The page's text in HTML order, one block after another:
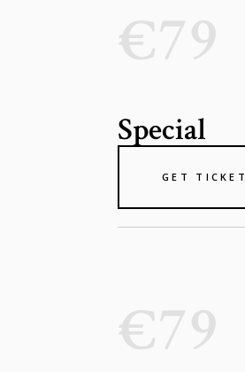
€79
Special
GET TICKET
€79